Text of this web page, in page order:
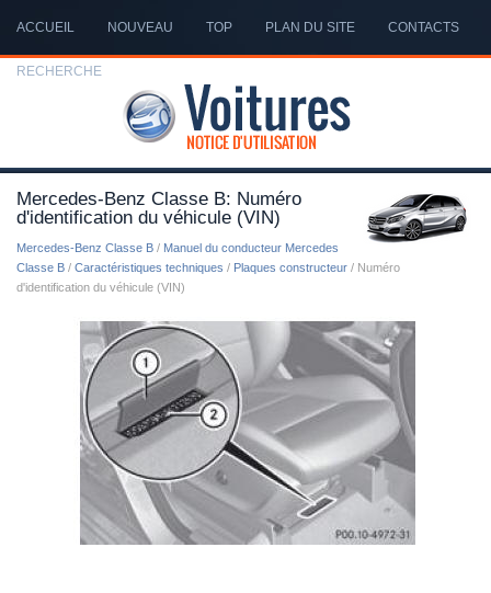
ACCUEIL NOUVEAU TOP PLAN DU SITE CONTACTS
RECHERCHE
Mercedes-Benz Classe B: Numéro
d'identification du véhicule (VIN)
Mercedes-Benz Classe B / Manuel du conducteur Mercedes
Classe B / Caractéristiques techniques / Plaques constructeur / Numéro
d'identification du véhicule (VIN)